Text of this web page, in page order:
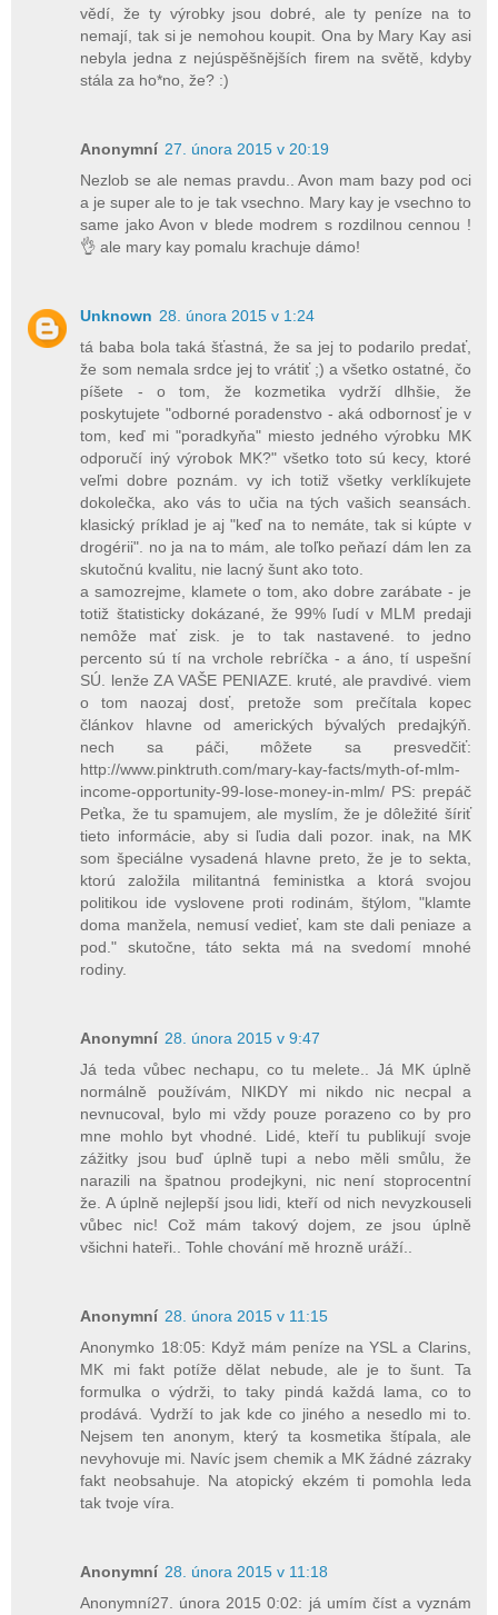
vědí, že ty výrobky jsou dobré, ale ty peníze na to
nemají, tak si je nemohou koupit. Ona by Mary Kay asi
nebyla jedna z nejúspěšnějších firem na světě, kdyby
stála za ho*no, že? :)
Anonymní 27. února 2015 v 20:19
Nezlob se ale nemas pravdu.. Avon mam bazy pod oci
a je super ale to je tak vsechno. Mary kay je vsechno to
same jako Avon v blede modrem s rozdilnou cennou !
👌 ale mary kay pomalu krachuje dámo!
Unknown 28. února 2015 v 1:24
tá baba bola taká šťastná, že sa jej to podarilo predať,
že som nemala srdce jej to vrátiť ;) a všetko ostatné, čo
píšete - o tom, že kozmetika vydrží dlhšie, že
poskytujete "odborné poradenstvo - aká odbornosť je v
tom, keď mi "poradkyňa" miesto jedného výrobku MK
odporučí iný výrobok MK?" všetko toto sú kecy, ktoré
veľmi dobre poznám. vy ich totiž všetky verklíkujete
dokolečka, ako vás to učia na tých vašich seansách.
klasický príklad je aj "keď na to nemáte, tak si kúpte v
drogérii". no ja na to mám, ale toľko peňazí dám len za
skutočnú kvalitu, nie lacný šunt ako toto.
a samozrejme, klamete o tom, ako dobre zarábate - je
totiž štatisticky dokázané, že 99% ľudí v MLM predaji
nemôže mať zisk. je to tak nastavené. to jedno
percento sú tí na vrchole rebríčka - a áno, tí uspešní
SÚ. lenže ZA VAŠE PENIAZE. kruté, ale pravdivé. viem
o tom naozaj dosť, pretože som prečítala kopec
článkov hlavne od amerických bývalých predajkýň.
nech sa páči, môžete sa presvedčiť:
http://www.pinktruth.com/mary-kay-facts/myth-of-mlm-
income-opportunity-99-lose-money-in-mlm/ PS: prepáč
Peťka, že tu spamujem, ale myslím, že je dôležité šíriť
tieto informácie, aby si ľudia dali pozor. inak, na MK
som špeciálne vysadená hlavne preto, že je to sekta,
ktorú založila militantná feministka a ktorá svojou
politikou ide vyslovene proti rodinám, štýlom, "klamte
doma manžela, nemusí vedieť, kam ste dali peniaze a
pod." skutočne, táto sekta má na svedomí mnohé
rodiny.
Anonymní 28. února 2015 v 9:47
Já teda vůbec nechapu, co tu melete.. Já MK úplně
normálně používám, NIKDY mi nikdo nic necpal a
nevnucoval, bylo mi vždy pouze porazeno co by pro
mne mohlo byt vhodné. Lidé, kteří tu publikují svoje
zážitky jsou buď úplně tupi a nebo měli smůlu, že
narazili na špatnou prodejkyni, nic není stoprocentní
že. A úplně nejlepší jsou lidi, kteří od nich nevyzkouseli
vůbec nic! Což mám takový dojem, ze jsou úplně
všichni hateři.. Tohle chování mě hrozně uráží..
Anonymní 28. února 2015 v 11:15
Anonymko 18:05: Když mám peníze na YSL a Clarins,
MK mi fakt potíže dělat nebude, ale je to šunt. Ta
formulka o výdrži, to taky pindá každá lama, co to
prodává. Vydrží to jak kde co jiného a nesedlo mi to.
Nejsem ten anonym, který ta kosmetika štípala, ale
nevyhovuje mi. Navíc jsem chemik a MK žádné zázraky
fakt neobsahuje. Na atopický ekzém ti pomohla leda
tak tvoje víra.
Anonymní 28. února 2015 v 11:18
Anonymní27. února 2015 0:02: já umím číst a vyznám